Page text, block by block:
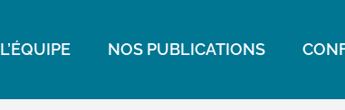
L’ÉQUIPE NOS PUBLICATIONS